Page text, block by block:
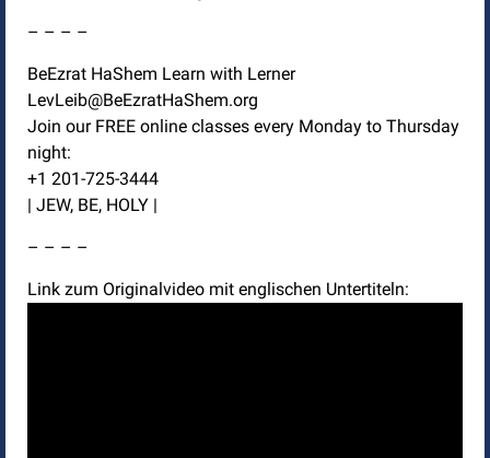
– – – –
BeEzrat HaShem Learn with Lerner
LevLeib@BeEzratHaShem.org
Join our FREE online classes every Monday to Thursday
night:
+1 201-725-3444
| JEW, BE, HOLY |
– – – –
Link zum Originalvideo mit englischen Untertiteln: